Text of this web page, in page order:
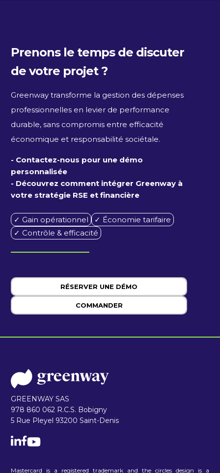
Prenons le temps de discuter
de votre projet ?
Greenway transforme la gestion des dépenses
professionnelles en levier de performance
durable, sans compromis entre efficacité
économique et responsabilité sociétale.
- Contactez-nous pour une démo
personnalisée
- Découvrez comment intégrer Greenway à
votre stratégie RSE et financière
✓ Gain opérationnel
✓ Économie tarifaire
✓ Contrôle & efficacité
RÉSERVER UNE DÉMO
COMMANDER
GREENWAY SAS
978 860 062 R.C.S. Bobigny
5 Rue Pleyel 93200 Saint-Denis
Mastercard is a registered trademark and the circles design is a